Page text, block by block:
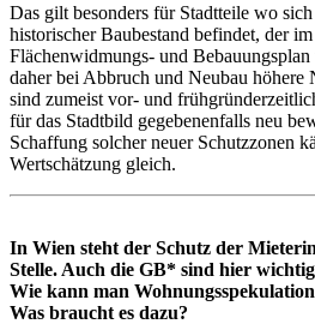
Das gilt besonders für Stadtteile wo
historischer Baubestand befindet, der
Flächenwidmungs- und
daher bei Abbruch und Neubau höhere
sind zumeist vor- und
für das Stadtbild gegebenenfalls neu
Schaffung solcher neuer Schutzzonen
Wertschätzung gleich.
In Wien steht der Schutz der
Stelle. Auch die GB* sind hier
Wie kann man
Was braucht es dazu?